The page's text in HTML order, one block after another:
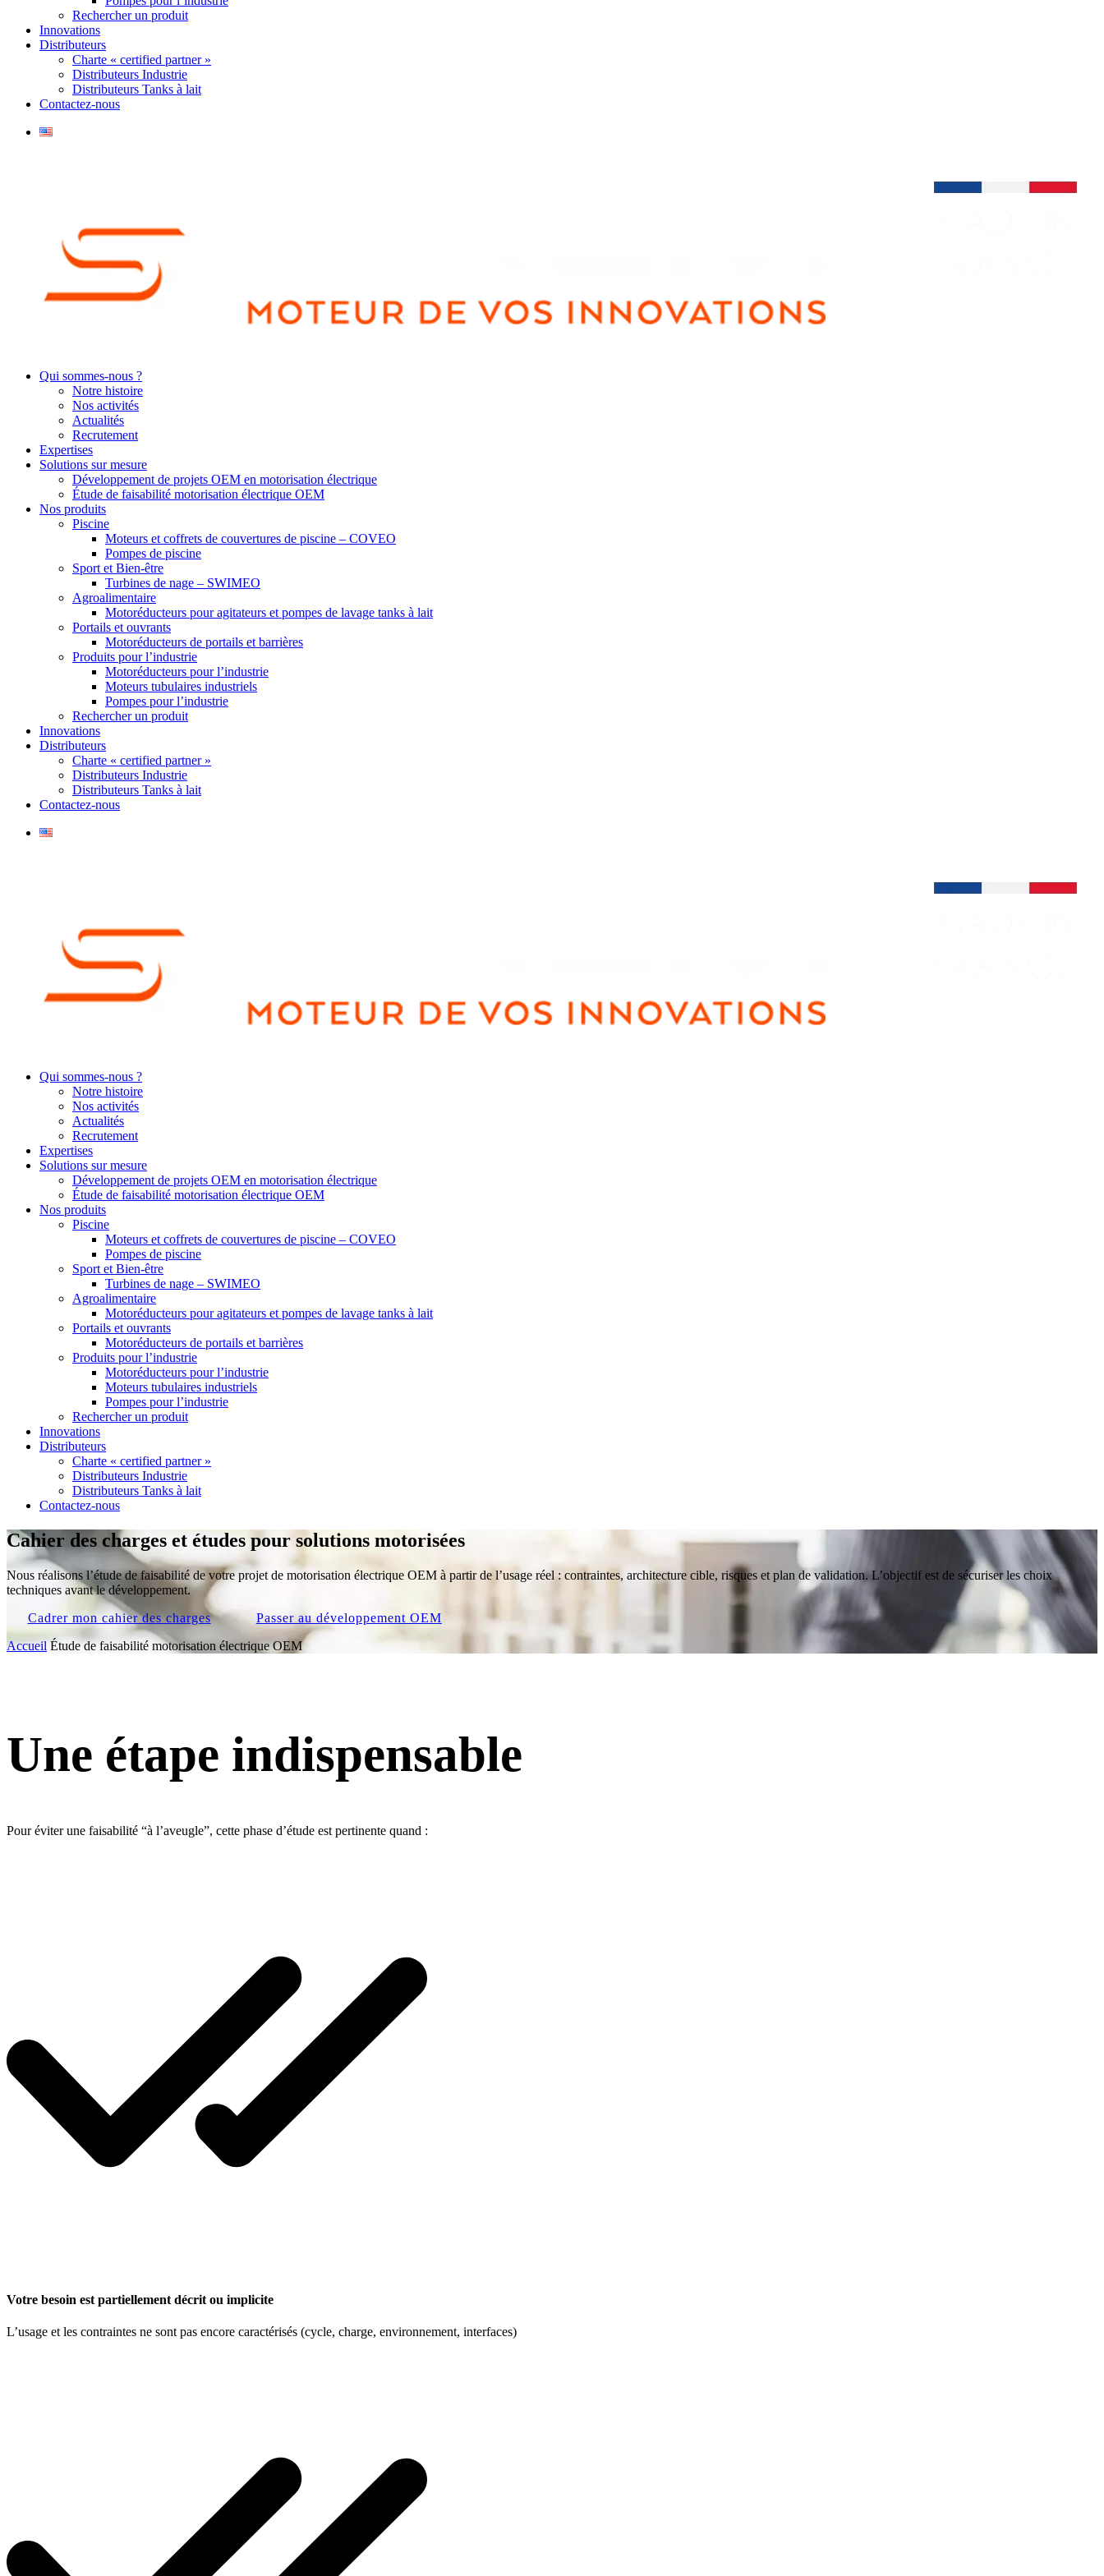
Rechercher un produit
Innovations
Distributeurs
Charte « certified partner »
Distributeurs Industrie
Distributeurs Tanks à lait
Contactez-nous
Qui sommes-nous ?
Notre histoire
Nos activités
Actualités
Recrutement
Expertises
Solutions sur mesure
Développement de projets OEM en motorisation électrique
Étude de faisabilité motorisation électrique OEM
Nos produits
Piscine
Moteurs et coffrets de couvertures de piscine – COVEO
Pompes de piscine
Sport et Bien-être
Turbines de nage – SWIMEO
Agroalimentaire
Motoréducteurs pour agitateurs et pompes de lavage tanks à lait
Portails et ouvrants
Motoréducteurs de portails et barrières
Produits pour l’industrie
Motoréducteurs pour l’industrie
Moteurs tubulaires industriels
Pompes pour l’industrie
Rechercher un produit
Innovations
Distributeurs
Charte « certified partner »
Distributeurs Industrie
Distributeurs Tanks à lait
Contactez-nous
Qui sommes-nous ?
Notre histoire
Nos activités
Actualités
Recrutement
Expertises
Solutions sur mesure
Développement de projets OEM en motorisation électrique
Étude de faisabilité motorisation électrique OEM
Nos produits
Piscine
Moteurs et coffrets de couvertures de piscine – COVEO
Pompes de piscine
Sport et Bien-être
Turbines de nage – SWIMEO
Agroalimentaire
Motoréducteurs pour agitateurs et pompes de lavage tanks à lait
Portails et ouvrants
Motoréducteurs de portails et barrières
Produits pour l’industrie
Motoréducteurs pour l’industrie
Moteurs tubulaires industriels
Pompes pour l’industrie
Rechercher un produit
Innovations
Distributeurs
Charte « certified partner »
Distributeurs Industrie
Distributeurs Tanks à lait
Contactez-nous
Cahier des charges et études pour solutions motorisées
Nous réalisons l’étude de faisabilité de votre projet de motorisation électrique OEM à partir de l’usage réel : contraintes, architecture cible, risques et plan de validation. L’objectif est de sécuriser les choix
techniques avant le développement.
Cadrer mon cahier des charges
Passer au développement OEM
Accueil Étude de faisabilité motorisation électrique OEM
Une étape indispensable
Pour éviter une faisabilité “à l’aveugle”, cette phase d’étude est pertinente quand :
Votre besoin est partiellement décrit ou implicite
L’usage et les contraintes ne sont pas encore caractérisés (cycle, charge, environnement, interfaces)